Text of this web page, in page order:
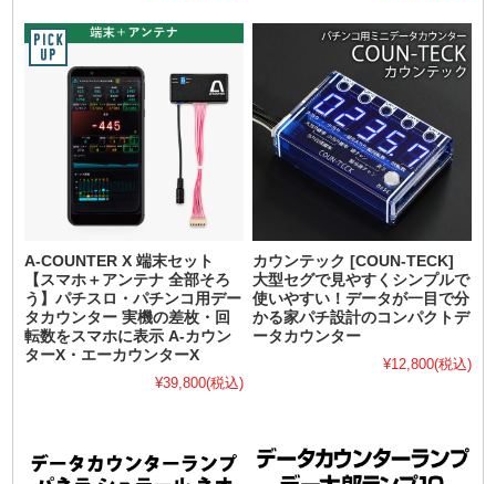
A-COUNTER X 端末セット
【スマホ＋アンテナ 全部そろ
う】パチスロ・パチンコ用デー
タカウンター 実機の差枚・回
転数をスマホに表示 A-カウン
ターX・エーカウンターX
¥39,800(税込)
カウンテック [COUN-TECK]
大型セグで見やすくシンプルで
使いやすい！データが一目で分
かる家パチ設計のコンパクトデ
ータカウンター
¥12,800(税込)